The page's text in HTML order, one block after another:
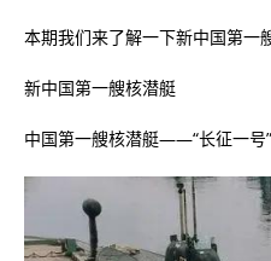
本期我们来了解一下新中国第一
新中国第一艘核潜艇
中国第一艘核潜艇——“长征一号”